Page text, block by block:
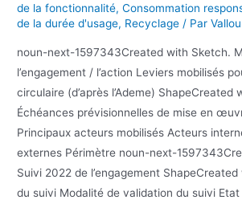
de la fonctionnalité,Consommation
de la durée d'usage, Recyclage / Par
noun-next-1597343Created with Sketch.
l’engagement / l’action Leviers mobilisés
circulaire (d’après l’Ademe) ShapeCreated
Échéances prévisionnelles de mise en
Principaux acteurs mobilisés Acteurs
externes Périmètre noun-next-
Suivi 2022 de l’engagement
du suivi Modalité de validation du suivi Etat